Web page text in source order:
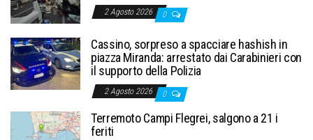
2 Agosto 2026 0
Cassino, sorpreso a spacciare hashish in
piazza Miranda: arrestato dai Carabinieri con
il supporto della Polizia
2 Agosto 2026 0
Terremoto Campi Flegrei, salgono a 21 i
feriti